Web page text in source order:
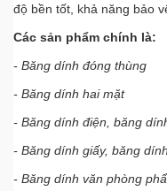
độ bền tốt, khả năng bảo
Các sản phẩm chính là:
- Băng dính đóng thùng
- Băng dính hai mặt
- Băng dính điện, băng
- Băng dính giấy, băng
- Băng dính văn phòng